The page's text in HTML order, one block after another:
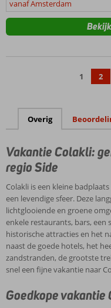
vanaf Amsterdam
1 2
Overig
Vakantie Colakli:
regio Side
Colakli is een kleine
een levendige sfeer. Deze
lichtglooiende en groene
enkele restaurants, bars, een
historische attracties en het
naast de goede hotels, het
zandstranden, de grootste
snel een fijne vakantie naar
Goedkope vakantie